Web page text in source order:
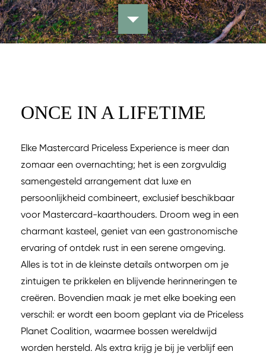
ONCE IN A LIFETIME
Elke Mastercard Priceless Experience is meer dan
zomaar een overnachting; het is een zorgvuldig
samengesteld arrangement dat luxe en
persoonlijkheid combineert, exclusief beschikbaar
voor Mastercard-kaarthouders. Droom weg in een
charmant kasteel, geniet van een gastronomische
ervaring of ontdek rust in een serene omgeving.
Alles is tot in de kleinste details ontworpen om je
zintuigen te prikkelen en blijvende herinneringen te
creëren. Bovendien maak je met elke boeking een
verschil: er wordt een boom geplant via de Priceless
Planet Coalition, waarmee bossen wereldwijd
worden hersteld. Als extra krijg je bij je verblijf een